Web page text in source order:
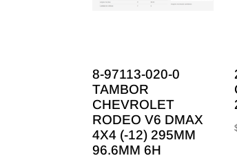
8-97113-020-0
TAMBOR
CHEVROLET
RODEO V6 DMAX
4X4 (-12) 295MM
96.6MM 6H